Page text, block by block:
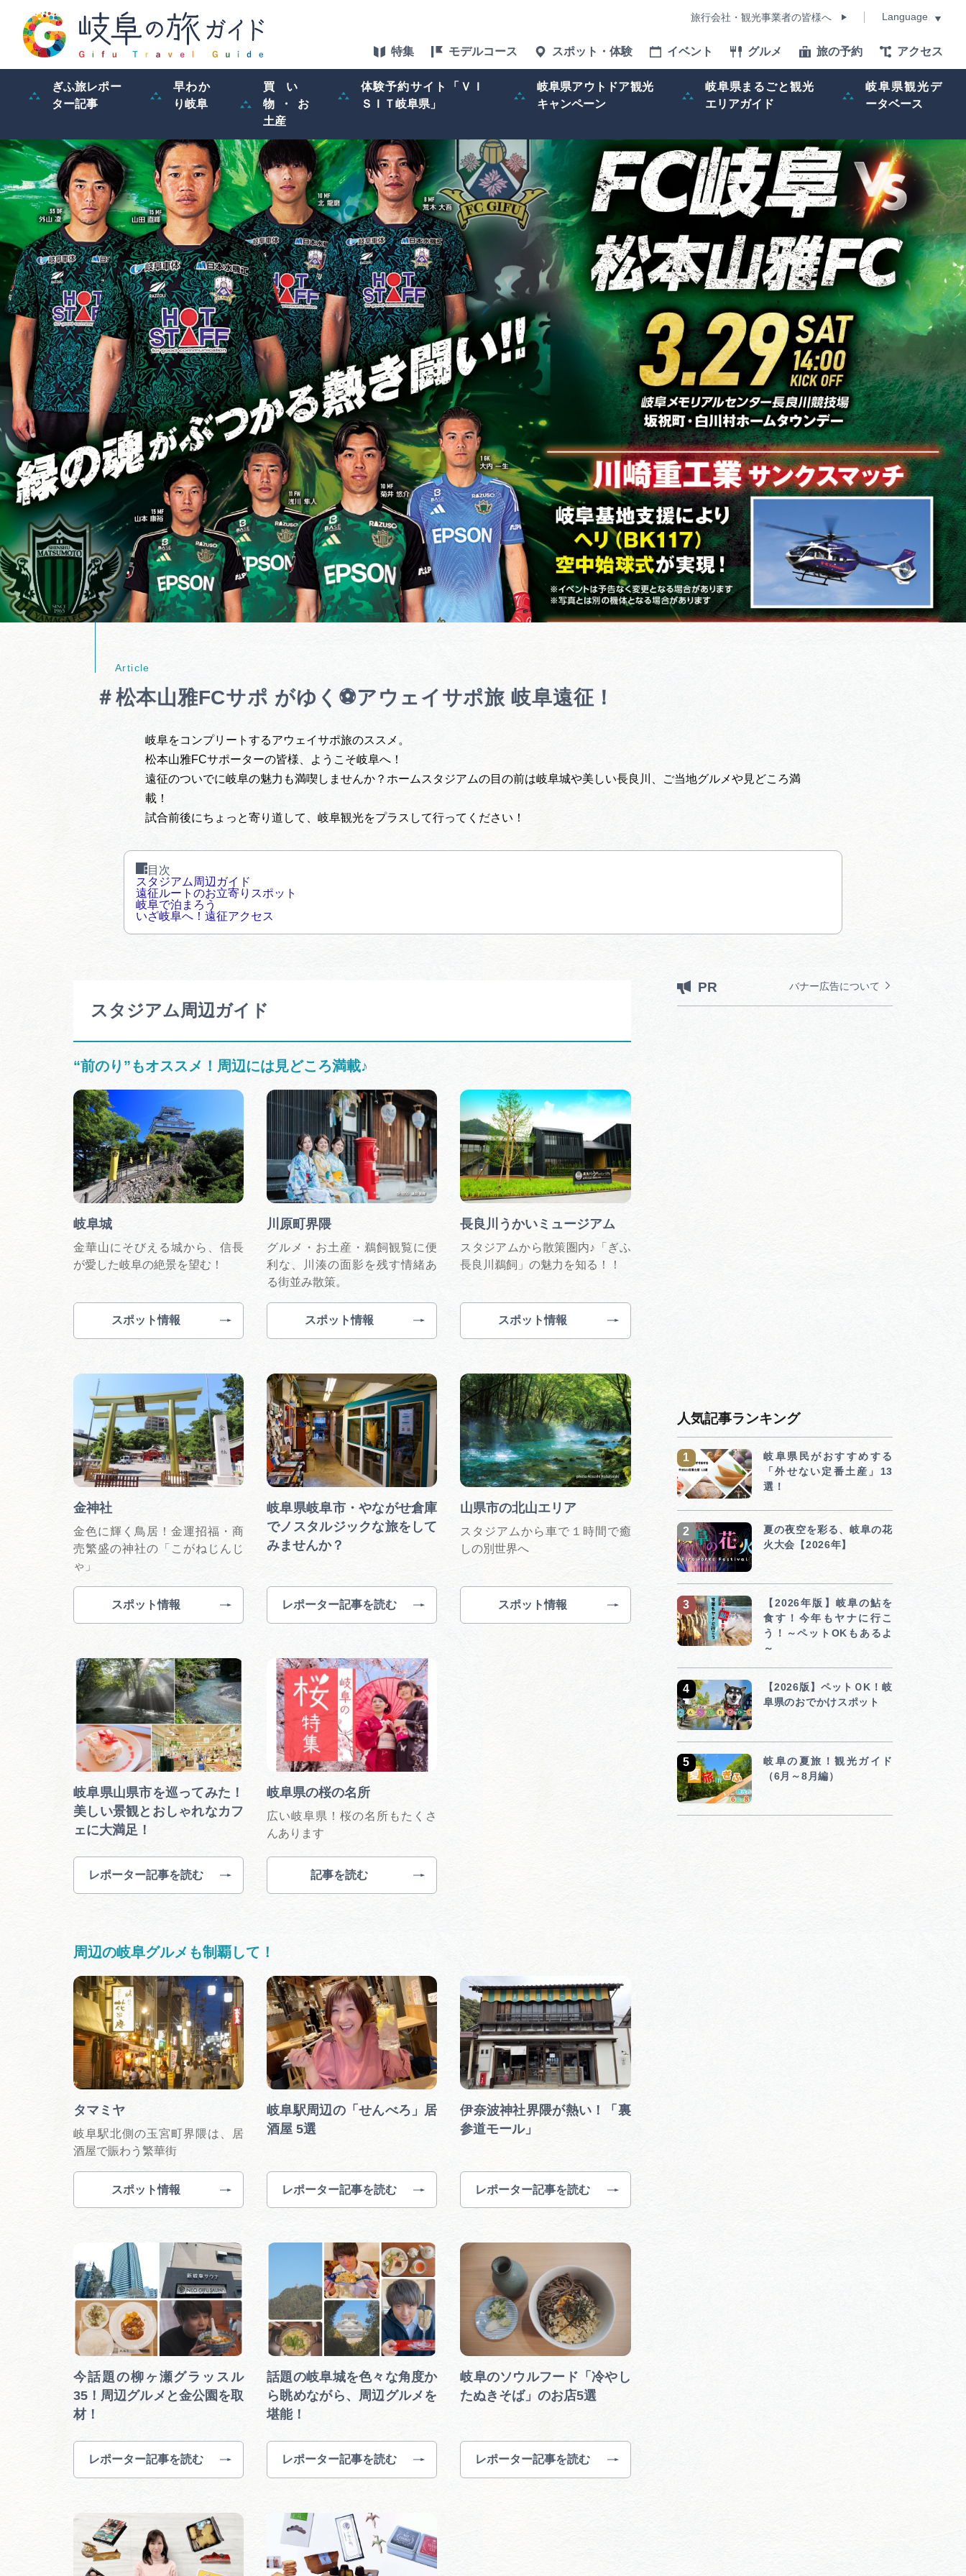
旅行会社・観光事業者の皆様へ Language
特集 モデルコース スポット・体験 イベント グルメ 旅の予約 アクセス
ぎふ旅レポー
ター記事
早わか
り岐阜
買い
物・お
土産
体験予約サイト「ＶＩ
ＳＩＴ岐阜県」
岐阜県アウトドア観光
キャンペーン
岐阜県まるごと観光
エリアガイド
岐阜県観光デ
ータベース
スポット・体験 イベント
グルメ 旅の予約
アクセス
ぎふ旅レポーター記事 早わかり岐阜
買い物・お土産
体験予約サイト「ＶＩＳＩＴ
岐阜県」
岐阜県アウトドア観光キャン
岐阜県まるごと観光エリアガ
イド
岐阜県観光データベース
旅行会社・観光事業者の皆様へ フォトライブラリー
動画ライブラリー お問い合わせ
＃松本山雅FCサポ がゆく⚽アウェイサポ旅 岐阜遠征！
岐阜をコンプリートするアウェイサポ旅のススメ。
松本山雅FCサポーターの皆様、ようこそ岐阜へ！
遠征のついでに岐阜の魅力も満喫しませんか？ホームスタジアムの目の前は岐阜城や美しい長良川、ご当地グルメや見どころ満
載！
試合前後にちょっと寄り道して、岐阜観光をプラスして行ってください！
目次
スタジアム周辺ガイド
遠征ルートのお立寄りスポット
岐阜で泊まろう
いざ岐阜へ！遠征アクセス
スタジアム周辺ガイド
“前のり”もオススメ！周辺には見どころ満載♪
岐阜城
金華山にそびえる城から、信長
が愛した岐阜の絶景を望む！
スポット情報
川原町界隈
グルメ・お土産・鵜飼観覧に便
利な、川湊の面影を残す情緒あ
る街並み散策。
スポット情報
長良川うかいミュージアム
スタジアムから散策圏内♪「ぎふ
⻑良川鵜飼」の魅力を知る！！
スポット情報
金神社
金色に輝く鳥居！金運招福・商
売繁盛の神社の「こがねじんじ
ゃ」
スポット情報
岐阜県岐阜市・やながせ倉庫
でノスタルジックな旅をして
みませんか？
レポーター記事を読む
山県市の北山エリア
スタジアムから車で１時間で癒
しの別世界へ
スポット情報
岐阜県山県市を巡ってみた！
美しい景観とおしゃれなカフ
ェに大満足！
レポーター記事を読む
岐阜県の桜の名所
広い岐阜県！桜の名所もたくさ
んあります
記事を読む
周辺の岐阜グルメも制覇して！
タマミヤ
岐阜駅北側の玉宮町界隈は、居
酒屋で賑わう繁華街
スポット情報
岐阜駅周辺の「せんべろ」居
酒屋 5選
レポーター記事を読む
伊奈波神社界隈が熱い！「裏
参道モール」
レポーター記事を読む
今話題の柳ヶ瀬グラッスル
35！周辺グルメと金公園を取
材！
レポーター記事を読む
話題の岐阜城を色々な角度か
ら眺めながら、周辺グルメを
堪能！
レポーター記事を読む
岐阜のソウルフード「冷やし
たぬきそば」のお店5選
レポーター記事を読む
PR バナー広告について
人気記事ランキング
岐阜県民がおすすめする
「外せない定番土産」13
選！
夏の夜空を彩る、岐阜の花
火大会【2026年】
【2026年版】岐阜の鮎を
食す！今年もヤナに行こ
う！～ペットOKもあるよ
～
【2026版】ペットＯK！岐
阜県のおでかけスポット
岐阜の夏旅！観光ガイド
（6月～8月編）